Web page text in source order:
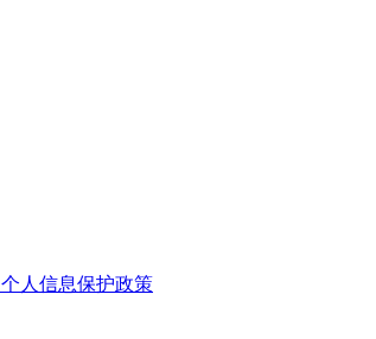
个人信息保护政策